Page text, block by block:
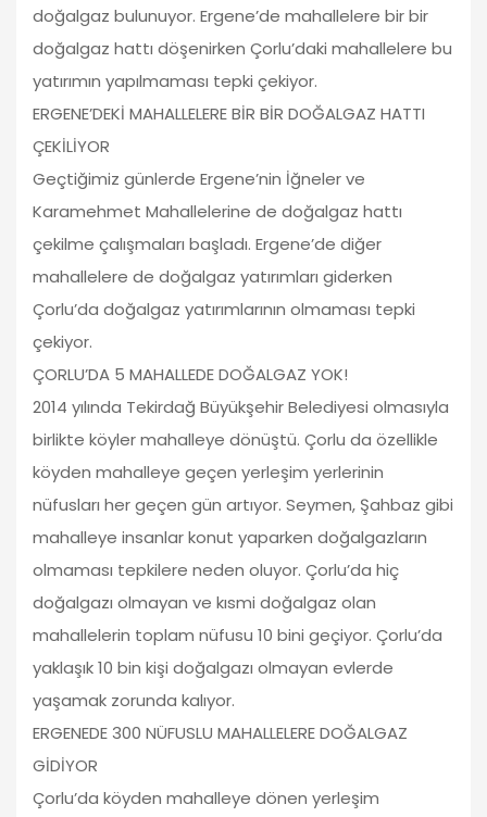
doğalgaz bulunuyor. Ergene’de mahallelere bir bir
doğalgaz hattı döşenirken Çorlu’daki mahallelere bu
yatırımın yapılmaması tepki çekiyor.
ERGENE’DEKİ MAHALLELERE BİR BİR DOĞALGAZ HATTI
ÇEKİLİYOR
Geçtiğimiz günlerde Ergene’nin İğneler ve
Karamehmet Mahallelerine de doğalgaz hattı
çekilme çalışmaları başladı. Ergene’de diğer
mahallelere de doğalgaz yatırımları giderken
Çorlu’da doğalgaz yatırımlarının olmaması tepki
çekiyor.
ÇORLU’DA 5 MAHALLEDE DOĞALGAZ YOK!
2014 yılında Tekirdağ Büyükşehir Belediyesi olmasıyla
birlikte köyler mahalleye dönüştü. Çorlu da özellikle
köyden mahalleye geçen yerleşim yerlerinin
nüfusları her geçen gün artıyor. Seymen, Şahbaz gibi
mahalleye insanlar konut yaparken doğalgazların
olmaması tepkilere neden oluyor. Çorlu’da hiç
doğalgazı olmayan ve kısmi doğalgaz olan
mahallelerin toplam nüfusu 10 bini geçiyor. Çorlu’da
yaklaşık 10 bin kişi doğalgazı olmayan evlerde
yaşamak zorunda kalıyor.
ERGENEDE 300 NÜFUSLU MAHALLELERE DOĞALGAZ
GİDİYOR
Çorlu’da köyden mahalleye dönen yerleşim